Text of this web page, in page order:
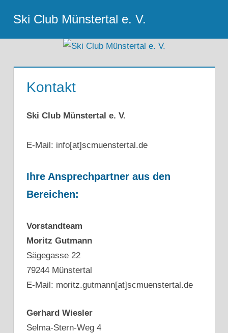
Inhalt
springen
Ski Club Münstertal e. V.
Kontakt
Ski Club Münstertal e. V.
E-Mail: info[at]scmuenstertal.de
Ihre Ansprechpartner aus den
Bereichen:
Vorstandteam
Moritz Gutmann
Sägegasse 22
79244 Münstertal
E-Mail: moritz.gutmann[at]scmuenstertal.de
Gerhard Wiesler
Selma-Stern-Weg 4